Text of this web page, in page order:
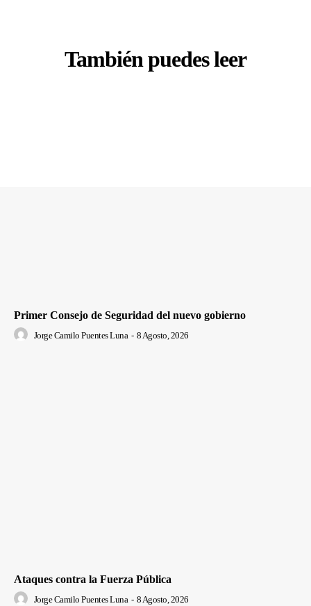
También puedes leer
Primer Consejo de Seguridad del nuevo gobierno
Jorge Camilo Puentes Luna - 8 Agosto, 2026
Ataques contra la Fuerza Pública
Jorge Camilo Puentes Luna - 8 Agosto, 2026